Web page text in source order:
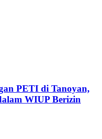
PETI di Tanoyan,
WIUP Berizin